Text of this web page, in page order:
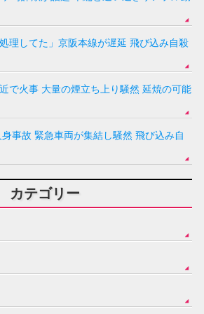
理してた」京阪本線が遅延 飛び込み自殺
で火事 大量の煙立ち上り騒然 延焼の可能
事故 緊急車両が集結し騒然 飛び込み自
カテゴリー